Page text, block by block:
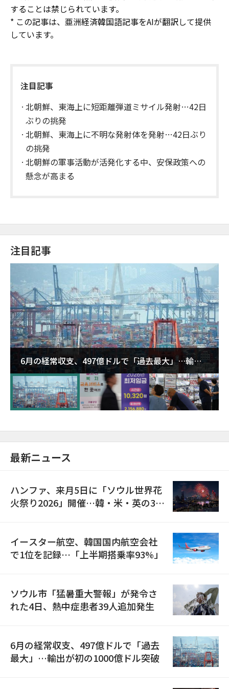
することは禁じられています。
* この記事は、亜洲経済韓国語記事をAIが翻訳して提供
しています。
注目記事
北朝鮮、東海上に短距離弾道ミサイル発射…42日
ぶりの挑発
北朝鮮、東海上に不明な発射体を発射…42日ぶり
の挑発
北朝鮮の軍事活動が活発化する中、安保政策への
懸念が高まる
注目記事
6月の経常収支、497億ドルで「過去最大」…輸出
が初の1000億ドル突破
最新ニュース
ハンファ、来月5日に「ソウル世界花
火祭り2026」開催…韓・米・英の3カ
イースター航空、韓国国内航空会社
で1位を記録…「上半期搭乗率93%」
ソウル市「猛暑重大警報」が発令さ
れた4日、熱中症患者39人追加発生
6月の経常収支、497億ドルで「過去
最大」…輸出が初の1000億ドル突破